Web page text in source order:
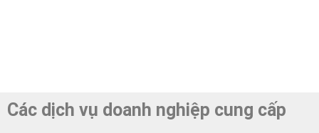
Các dịch vụ doanh nghiệp cung cấp